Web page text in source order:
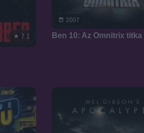
7.1
2007
Ben 10: Az Omnitrix titka